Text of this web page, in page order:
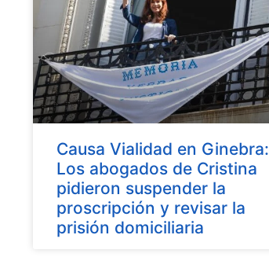
Causa Vialidad en Ginebra:
Los abogados de Cristina
pidieron suspender la
proscripción y revisar la
prisión domiciliaria